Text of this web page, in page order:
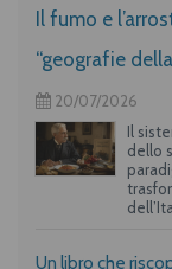
Il fumo e
“geografie
20/07/2026
Il
dello
Un libro che